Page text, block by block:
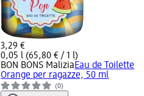
3,29 €
0,05 l (65,80 € / 1 l)
BON BONS MaliziaEau de Toilette
Orange per ragazze, 50 ml
(0)